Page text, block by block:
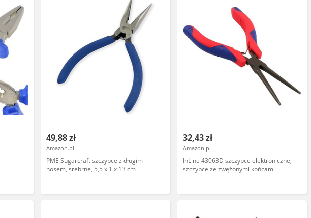
49,88 zł
Amazon.pl
PME Sugarcraft szczypce z długim
nosem, srebrne, 5,5 x 1 x 13 cm
32,43 zł
Amazon.pl
InLine 43063D szczypce elektroniczne,
szczypce ze zwężonymi końcami